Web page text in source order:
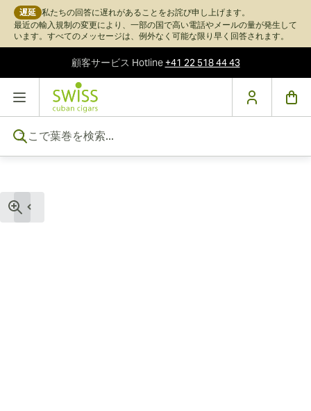
遅延 私たちの回答に遅れがあることをお詫び申し上げます。
最近の輸入規制の変更により、一部の国で高い電話やメールの量が発生して
います。すべてのメッセージは、例外なく可能な限り早く回答されます。
顧客サービス Hotline+41 22 518 44 43
コンテンツにスキップ